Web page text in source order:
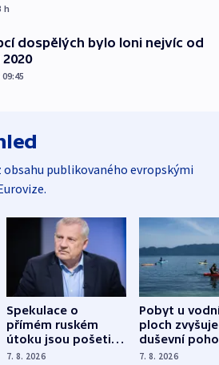
h
dospělých bylo loni nejvíc od
obsahu publikovaného evropskými
Spekulace o
přímém ruském
útoku jsou pošetilé,
míní estonský
7. 8. 2026
Pobyt u
ploch zvyšuje
duševní
ukázala
7. 8. 2026